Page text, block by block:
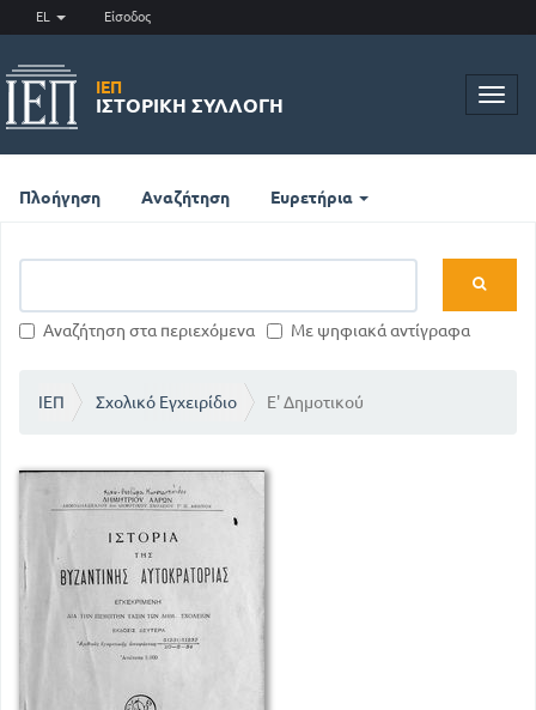
EL Είσοδος
ΙΕΠ
ΙΣΤΟΡΙΚΉ ΣΥΛΛΟΓΉ
Πλοήγηση Αναζήτηση Ευρετήρια
Αναζήτηση στα περιεχόμενα Με ψηφιακά αντίγραφα
ΙΕΠ Σχολικό Εγχειρίδιο Ε' Δημοτικού